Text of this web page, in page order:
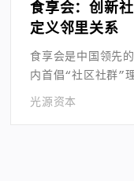
食享会：创新
定义邻里关系
食享会是中国领先
内首倡“社区社群”理
光源资本